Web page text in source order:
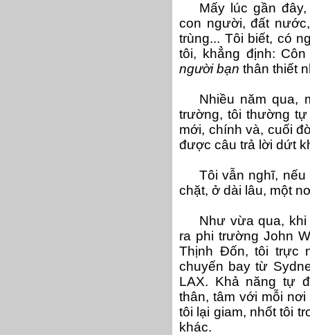
Mấy lúc gần
con người, đất
trùng... Tôi biết, có
tôi, khẳng định:
người bạn thân thiết
Nhiều năm qua,
trường, tôi thường
mới, chính và, cuối
được câu trả lời dứt
Tôi vẫn nghĩ,
chặt, ở dài lâu, một
Như vừa qua,
ra phi trường John
Thịnh Đốn, tôi trực
chuyến bay từ
LAX. Khả năng tự
thân, tâm với mỗi
tôi lại giam, nhốt tôi
khác.